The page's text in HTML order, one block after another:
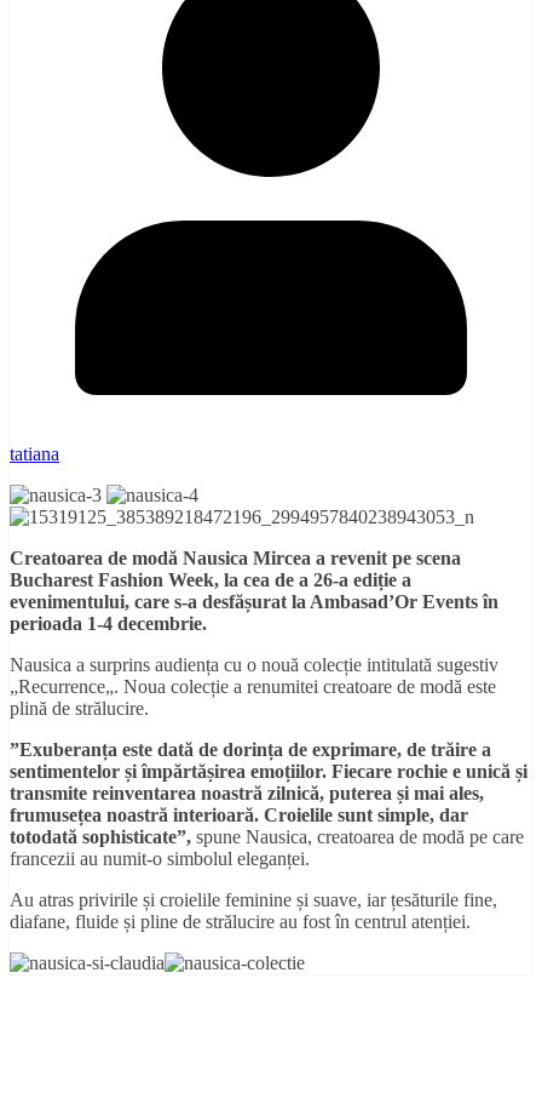
tatiana
Creatoarea de modă Nausica Mircea a revenit pe scena
Bucharest Fashion Week, la cea de a 26-a ediție a
evenimentului, care s-a desfășurat la Ambasad’Or Events în
perioada 1-4 decembrie.
Nausica a surprins audiența cu o nouă colecție intitulată sugestiv
„Recurrence„. Noua colecție a renumitei creatoare de modă este
plină de strălucire.
”Exuberanța este dată de dorința de exprimare, de trăire a
sentimentelor și împărtășirea emoțiilor. Fiecare rochie e unică și
transmite reinventarea noastră zilnică, puterea și mai ales,
frumusețea noastră interioară. Croielile sunt simple, dar
totodată sophisticate”, spune Nausica, creatoarea de modă pe care
francezii au numit-o simbolul eleganței.
Au atras privirile și croielile feminine și suave, iar țesăturile fine,
diafane, fluide și pline de strălucire au fost în centrul atenției.